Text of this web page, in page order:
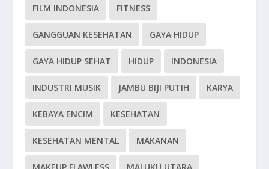
FILM INDONESIA FITNESS
GANGGUAN KESEHATAN GAYA HIDUP
GAYA HIDUP SEHAT HIDUP INDONESIA
INDUSTRI MUSIK JAMBU BIJI PUTIH KARYA
KEBAYA ENCIM KESEHATAN
KESEHATAN MENTAL MAKANAN